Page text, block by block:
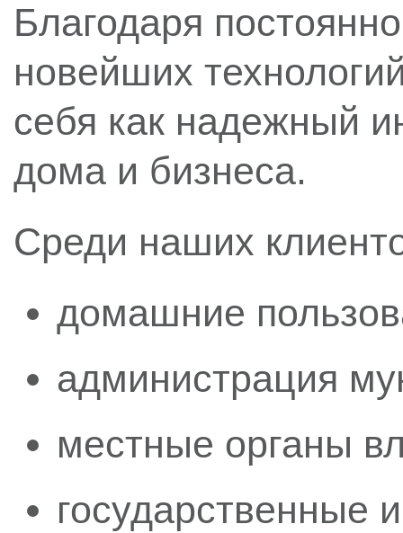
Благодаря
новейших
себя как надежный
дома и бизнеса.
Среди наших
домашние
администрация
местные органы
государственные